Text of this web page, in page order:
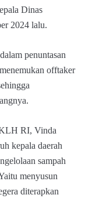
Dinas
2024 lalu.
penuntasan
offtaker
KLH RI, Vinda
kepala daerah
sampah
menyusun
diterapkan